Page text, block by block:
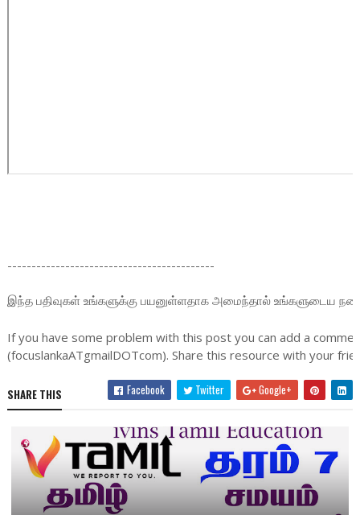
-------------------------------------------
இந்த பதிவுகள் உங்களுக்கு பயனுள்ளதாக அமைந்தால் உங்களுடைய
If you have some problem with this post you can add a
(focuslankaATgmailDOTcom). Share this resource with your
SHARE THIS Facebook Twitter Google+